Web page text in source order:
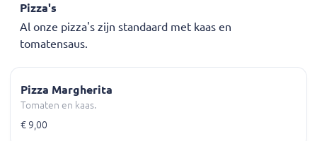
Pizza's
Al onze pizza's zijn standaard met kaas en
tomatensaus.
Pizza Margherita
Tomaten en kaas.
€ 9,00